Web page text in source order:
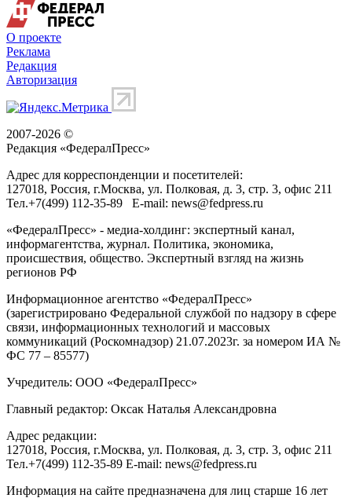
О проекте
Реклама
Редакция
Авторизация
2007-2026 ©
Редакция «ФедералПресс»
Адрес для корреспонденции и посетителей:
127018, Россия, г.Москва, ул. Полковая, д. 3, стр. 3, офис 211
Тел.+7(499) 112-35-89 E-mail: news@fedpress.ru
«ФедералПресс» - медиа-холдинг: экспертный канал,
информагентства, журнал. Политика, экономика,
происшествия, общество. Экспертный взгляд на жизнь
регионов РФ
Информационное агентство «ФедералПресс»
(зарегистрировано Федеральной службой по надзору в сфере
связи, информационных технологий и массовых
коммуникаций (Роскомнадзор) 21.07.2023г. за номером ИА №
ФС 77 – 85577)
Учредитель: ООО «ФедералПресс»
Главный редактор: Оксак Наталья Александровна
Адрес редакции:
127018, Россия, г.Москва, ул. Полковая, д. 3, стр. 3, офис 211
Тел.+7(499) 112-35-89 E-mail: news@fedpress.ru
Информация на сайте предназначена для лиц старше 16 лет